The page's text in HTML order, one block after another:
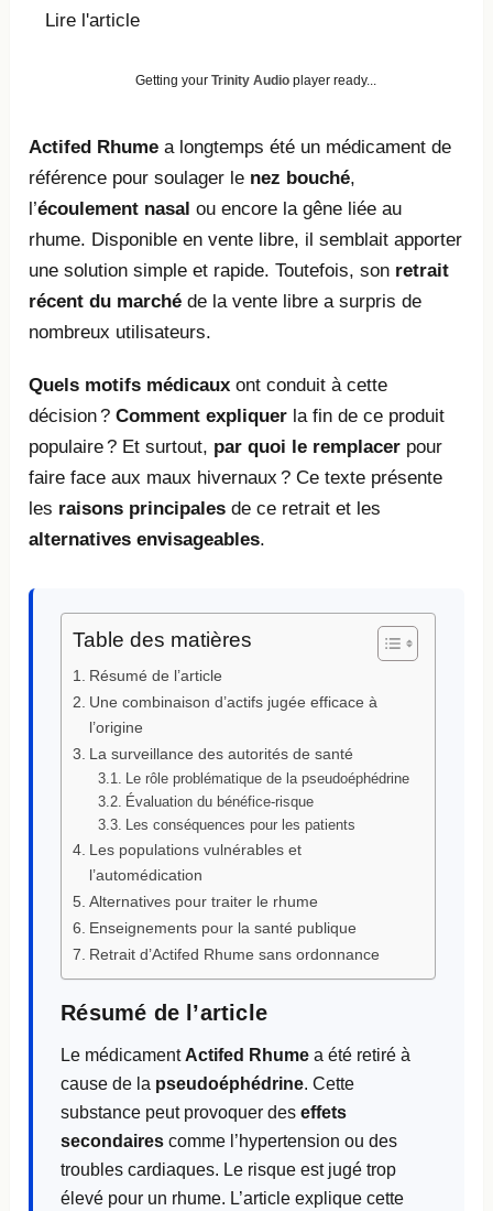
Lire l'article
Getting yourTrinity Audio player ready...
Actifed Rhume a longtemps été un médicament de
référence pour soulager le nez bouché,
l’écoulement nasal ou encore la gêne liée au
rhume. Disponible en vente libre, il semblait apporter
une solution simple et rapide. Toutefois, son retrait
récent du marché de la vente libre a surpris de
nombreux utilisateurs.
Quels motifs médicaux ont conduit à cette
décision ?Comment expliquer la fin de ce produit
populaire ? Et surtout, par quoi le remplacer pour
faire face aux maux hivernaux ? Ce texte présente
les raisons principales de ce retrait et les
alternatives envisageables.
Table des matières
Résumé de l’article
Une combinaison d’actifs jugée efficace à
l’origine
La surveillance des autorités de santé
Le rôle problématique de la pseudoéphédrine
Évaluation du bénéfice-risque
Les conséquences pour les patients
Les populations vulnérables et
l’automédication
Alternatives pour traiter le rhume
Enseignements pour la santé publique
Retrait d’Actifed Rhume sans ordonnance
Résumé de l’article
Le médicament Actifed Rhume a été retiré à
cause de la pseudoéphédrine. Cette
substance peut provoquer deseffets
secondaires comme l’hypertension ou des
troubles cardiaques. Le risque est jugé trop
élevé pour un rhume. L’article explique cette